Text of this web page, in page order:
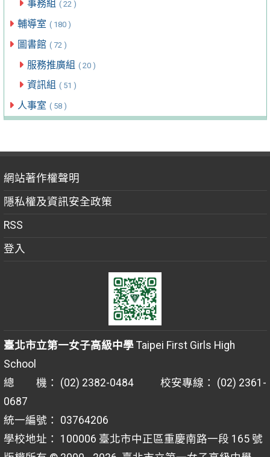
事務組 ( 22 )
輔導室 ( 180 )
圖書館 ( 72 )
服務推廣組 ( 20 )
資訊組 ( 51 )
人事室 ( 58 )
網站著作權聲明
隱私權及資訊安全政策
RSS
登入
臺北市立第一女子高級中學Taipei First Girls High
School
總 機： (02) 2382-0484 校安專線： (02) 2361-
0687
統一編號： 03764206
學校地址： 100006 臺北市中正區重慶南路一段 165 號